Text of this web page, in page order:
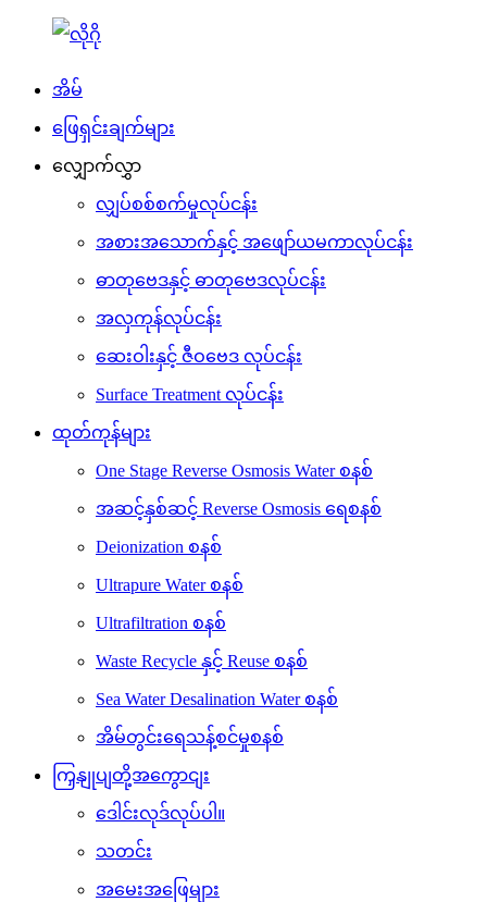
အိမ်
ဖြေရှင်းချက်များ
လျှောက်လွှာ
လျှပ်စစ်စက်မှုလုပ်ငန်း
အစားအသောက်နှင့် အဖျော်ယမကာလုပ်ငန်း
ဓာတုဗေဒနှင့် ဓာတုဗေဒလုပ်ငန်း
အလှကုန်လုပ်ငန်း
ဆေးဝါးနှင့် ဇီဝဗေဒ လုပ်ငန်း
Surface Treatment လုပ်ငန်း
ထုတ်ကုန်များ
One Stage Reverse Osmosis Water စနစ်
အဆင့်နှစ်ဆင့် Reverse Osmosis ရေစနစ်
Deionization စနစ်
Ultrapure Water စနစ်
Ultrafiltration စနစ်
Waste Recycle နှင့် Reuse စနစ်
Sea Water Desalination Water စနစ်
အိမ်တွင်းရေသန့်စင်မှုစနစ်
ကြှနျုပျတို့အကွောငျး
ဒေါင်းလုဒ်လုပ်ပါ။
သတင်း
အမေးအဖြေများ